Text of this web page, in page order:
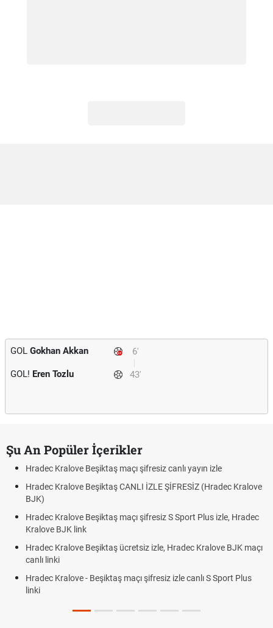
6'
GOL Gokhan Akkan
43'
GOL! Eren Tozlu
Şu An Popüler İçerikler
Hradec Kralove Beşiktaş maçı şifresiz canlı yayın izle
Hradec Kralove Beşiktaş CANLI İZLE ŞİFRESİZ (Hradec Kralove
BJK)
Hradec Kralove Beşiktaş maçı şifresiz S Sport Plus izle, Hradec
Kralove BJK link
Hradec Kralove Beşiktaş ücretsiz izle, Hradec Kralove BJK maçı
canlı linki
Hradec Kralove - Beşiktaş maçı şifresiz izle canlı S Sport Plus
linki